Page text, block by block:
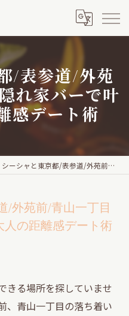
/表参道/外苑
れ家バーで叶
感デート術
シーシャと東京都/表参道/外苑前/青山一丁目の隠れ家バーで叶える大人の距離感デート術
/外苑前/青山一丁目
の距離感デート術
きる場所を探していませ
、青山一丁目の落ち着い